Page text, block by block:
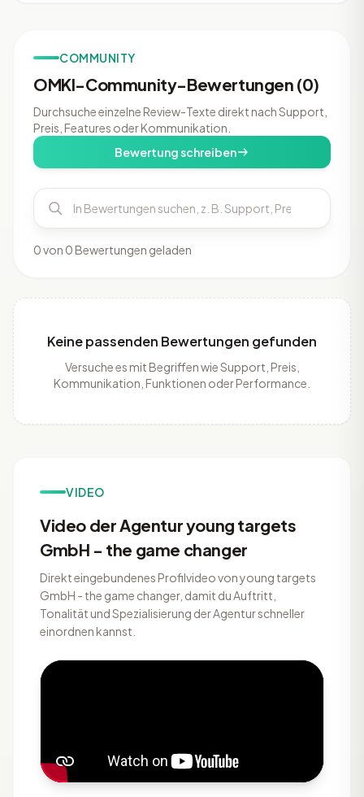
COMMUNITY
OMKI-Community-Bewertungen (0)
Durchsuche einzelne Review-Texte direkt nach Support,
Preis, Features oder Kommunikation.
Bewertung schreiben
0 von 0 Bewertungen geladen
Keine passenden Bewertungen gefunden
Versuche es mit Begriffen wie Support, Preis,
Kommunikation, Funktionen oder Performance.
VIDEO
Video der Agentur young targets
GmbH - the game changer
Direkt eingebundenes Profilvideo von young targets
GmbH - the game changer, damit du Auftritt,
Tonalität und Spezialisierung der Agentur schneller
einordnen kannst.